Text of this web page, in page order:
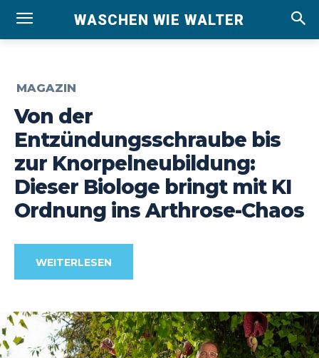
WASCHEN WIE WALTER
MAGAZIN
Von der
Entzündungsschraube bis
zur Knorpelneubildung:
Dieser Biologe bringt mit KI
Ordnung ins Arthrose-Chaos
WEITERLESEN